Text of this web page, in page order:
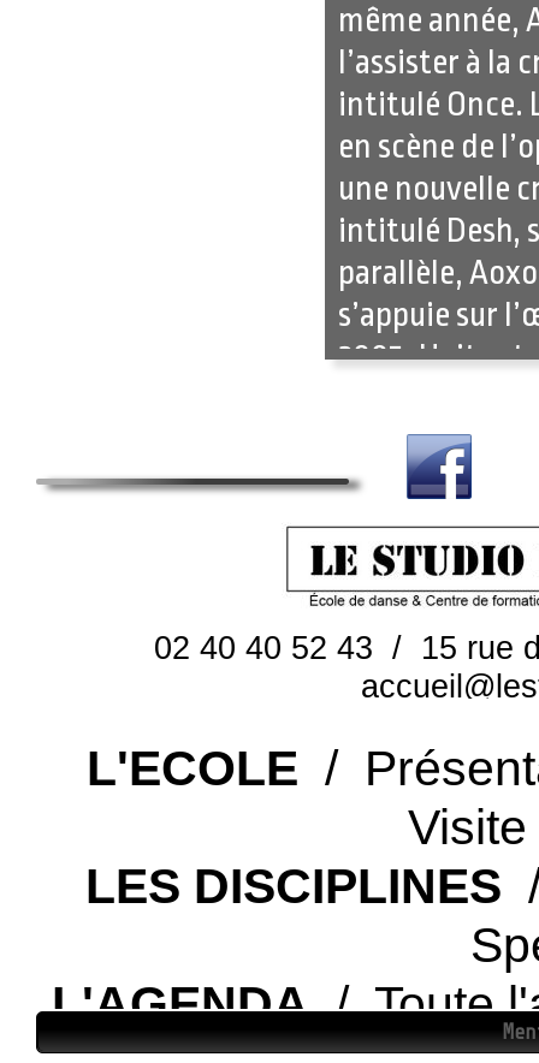
même année,
l’assister à la
intitulé Once.
en scène de
une nouvelle
intitulé Desh,
parallèle,
s’appuie sur
2005, Huit est
la rencontre
différents.
Mey pour
musique et
En 2010,
création "Si
Quartett, La
dramaturge.
Depuis 2013,
(FDCA Lyon).
pédagogique
de rejoindre,
rayonnement
02 40 40 52 43 / 15 rue
L'ECOLE /
LES DISCIPLINES
L'AGENDA/ Toute